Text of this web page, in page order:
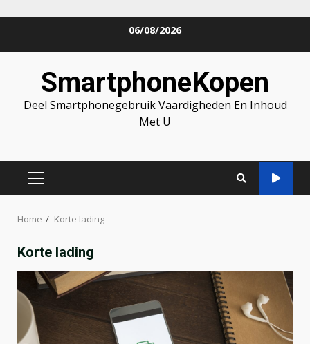
06/08/2026
SmartphoneKopen
Deel Smartphonegebruik Vaardigheden En Inhoud
Met U
PRIMARY
Home Korte lading
Korte lading